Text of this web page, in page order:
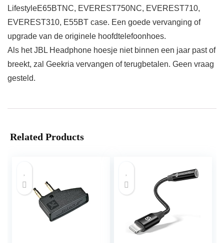
LifestyleE65BTNC, EVEREST750NC, EVEREST710,
EVEREST310, E55BT case. Een goede vervanging of
upgrade van de originele hoofdtelefoonhoes.
Als het JBL Headphone hoesje niet binnen een jaar past of
breekt, zal Geekria vervangen of terugbetalen. Geen vraag
gesteld.
Related Products